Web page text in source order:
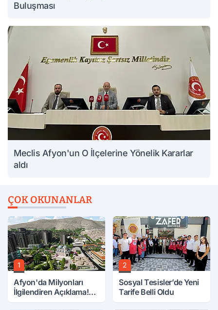
Buluşması
Meclis Afyon'un O İlçelerine Yönelik Kararlar
aldı
ÇOK OKUNANLAR
1
Afyon'da Milyonları
İlgilendiren Açıklama!
2
Sosyal Tesisler’de Yeni
Tarife Belli Oldu